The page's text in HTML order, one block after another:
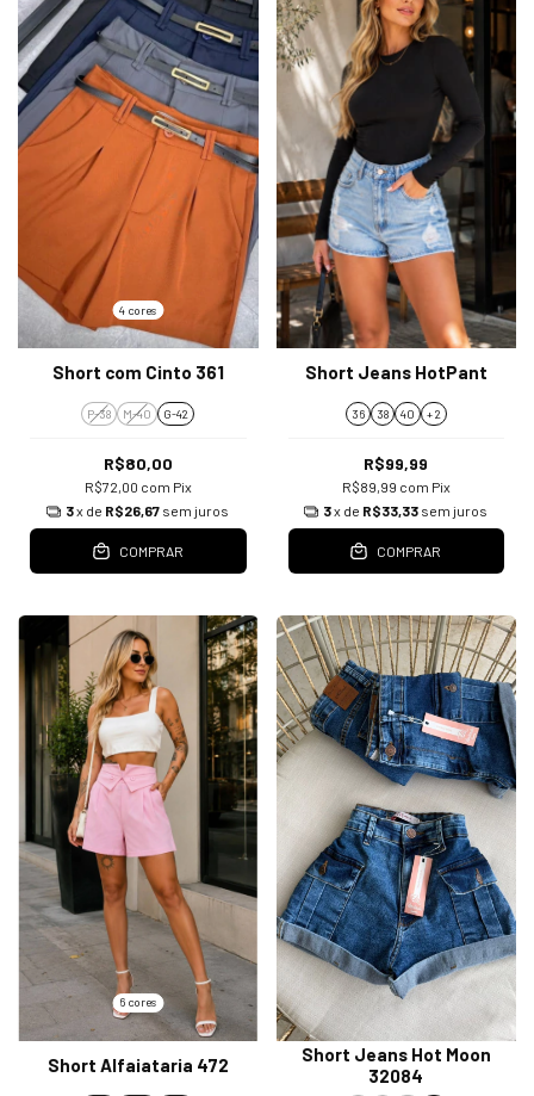
4 cores
Short com Cinto 361
P-38 M-40 G-42
R$80,00
R$72,00 com Pix
3x de R$26,67 sem juros
COMPRAR
Short Jeans HotPant
36 38 40 + 2
R$99,99
R$89,99 com Pix
3x de R$33,33 sem juros
COMPRAR
6 cores
Short Alfaiataria 472
Short Jeans Hot Moon
32084